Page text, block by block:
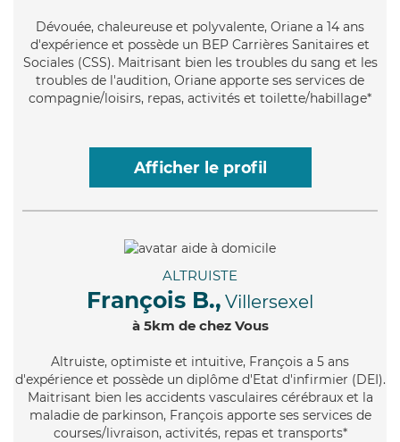
Dévouée, chaleureuse et polyvalente, Oriane a 14 ans
d'expérience et possède un BEP Carrières Sanitaires et
Sociales (CSS). Maitrisant bien les troubles du sang et les
troubles de l'audition, Oriane apporte ses services de
compagnie/loisirs, repas, activités et toilette/habillage*
Afficher le profil
ALTRUISTE
François B., Villersexel
à 5km de chez Vous
Altruiste, optimiste et intuitive, François a 5 ans
d'expérience et possède un diplôme d'Etat d'infirmier (DEI).
Maitrisant bien les accidents vasculaires cérébraux et la
maladie de parkinson, François apporte ses services de
courses/livraison, activités, repas et transports*